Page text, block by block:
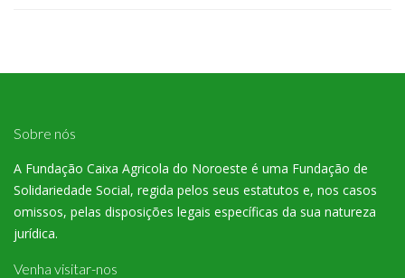
Sobre nós
A Fundação Caixa Agricola do Noroeste é uma Fundação de
Solidariedade Social, regida pelos seus estatutos e, nos casos
omissos, pelas disposições legais específicas da sua natureza
jurídica.
Venha visitar-nos